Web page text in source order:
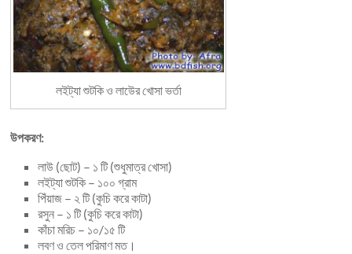
লইট্যা শুটকি ও লাউের খোসা ভর্তা
উপকরণ:
লাউ (ছোট) – ১ টি (শুধুমাত্র খোসা)
লইট্যা শুটকি – ১০০ গ্রাম
পিঁয়াজ – ২ টি (কুচি করে কাটা)
রসুন – ১ টি (কুচি করে কাটা)
কাঁচা মরিচ – ১০/১৫ টি
লবণ ও তেল পরিমাণ মত।